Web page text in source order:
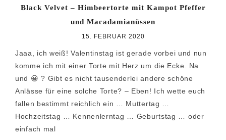
Black Velvet – Himbeertorte mit Kampot Pfeffer
und Macadamianüssen
15. FEBRUAR 2020
Jaaa, ich weiß! Valentinstag ist gerade vorbei und nun
komme ich mit einer Torte mit Herz um die Ecke. Na
und 😀 ? Gibt es nicht tausenderlei andere schöne
Anlässe für eine solche Torte? – Eben! Ich wette euch
fallen bestimmt reichlich ein … Muttertag …
Hochzeitstag … Kennenlerntag … Geburtstag … oder
einfach mal